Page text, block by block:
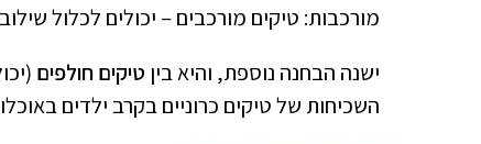
מורכבות: טיקים מורכבים – יכולים לכלול
ישנה הבחנה נוספת, והיא בין טיקים חולפים
השכיחות של טיקים כרוניים בקרב ילדים